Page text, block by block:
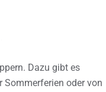
Dazu gibt es
Sommerferien oder von